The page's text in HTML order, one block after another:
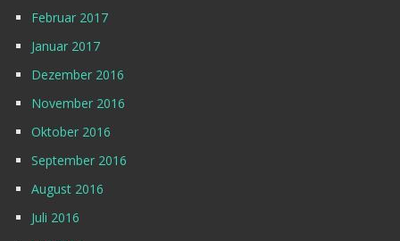
Februar 2017
Januar 2017
Dezember 2016
November 2016
Oktober 2016
September 2016
August 2016
Juli 2016